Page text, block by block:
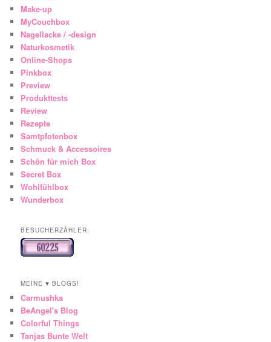
Make-up
MyCouchbox
Nagellacke / -design
Naturkosmetik
Online-Shops
Pinkbox
Preview
Produkttests
Review
Rezepte
Samtpfotenbox
Schmuck & Accessoires
Schön für mich Box
Secret Box
Wohlfühlbox
Wunderbox
BESUCHERZÄHLER:
MEINE ♥ BLOGS!
Carmushka
BeAngel's Blog
Colorful Things
Tanjas Bunte Welt